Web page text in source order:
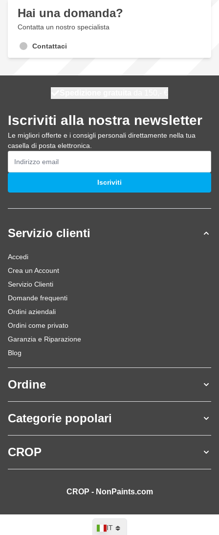
Hai una domanda?
Contatta un nostro specialista
Contattaci
Iscriviti alla nostra newsletter
Le migliori offerte e i consigli personali direttamente nella tua
casella di posta elettronica.
Indirizzo email
Iscriviti
Servizio clienti
Accedi
Crea un Account
Servizio Clienti
Domande frequenti
Ordini aziendali
Ordini come privato
Garanzia e Riparazione
Blog
Ordine
Categorie popolari
CROP
CROP - NonPaints.com
Lingua
IT